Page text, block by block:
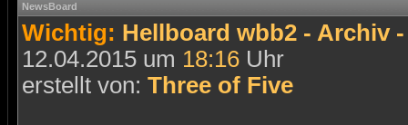
NewsBoard
Wichtig: Hellboard wbb2 - Archiv
12.04.2015 um 18:16 Uhr
erstellt von: Three of Five